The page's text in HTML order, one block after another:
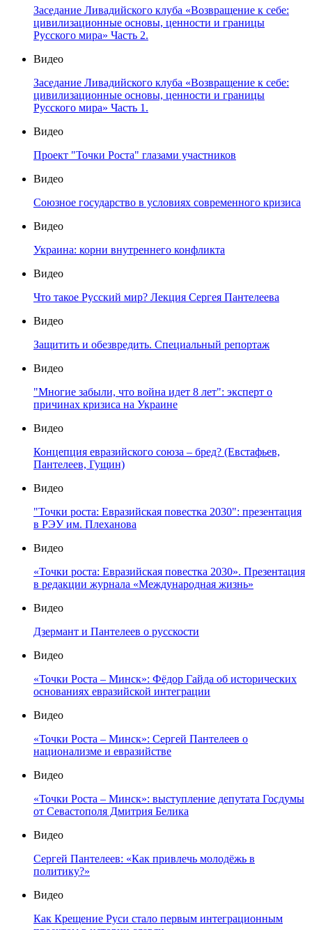
Заседание Ливадийского клуба «Возвращение к себе:
цивилизационные основы, ценности и границы
Русского мира» Часть 2.
Видео
Заседание Ливадийского клуба «Возвращение к себе:
цивилизационные основы, ценности и границы
Русского мира» Часть 1.
Видео
Проект "Точки Роста" глазами участников
Видео
Союзное государство в условиях современного кризиса
Видео
Украина: корни внутреннего конфликта
Видео
Что такое Русский мир? Лекция Сергея Пантелеева
Видео
Защитить и обезвредить. Специальный репортаж
Видео
"Многие забыли, что война идет 8 лет": эксперт о
причинах кризиса на Украине
Видео
Концепция евразийского союза – бред? (Евстафьев,
Пантелеев, Гущин)
Видео
"Точки роста: Евразийская повестка 2030": презентация
в РЭУ им. Плеханова
Видео
«Точки роста: Евразийская повестка 2030». Презентация
в редакции журнала «Международная жизнь»
Видео
Дзермант и Пантелеев о русскости
Видео
«Точки Роста – Минск»: Фёдор Гайда об исторических
основаниях евразийской интеграции
Видео
«Точки Роста – Минск»: Сергей Пантелеев о
национализме и евразийстве
Видео
«Точки Роста – Минск»: выступление депутата Госдумы
от Севастополя Дмитрия Белика
Видео
Сергей Пантелеев: «Как привлечь молодёжь в
политику?»
Видео
Как Крещение Руси стало первым интеграционным